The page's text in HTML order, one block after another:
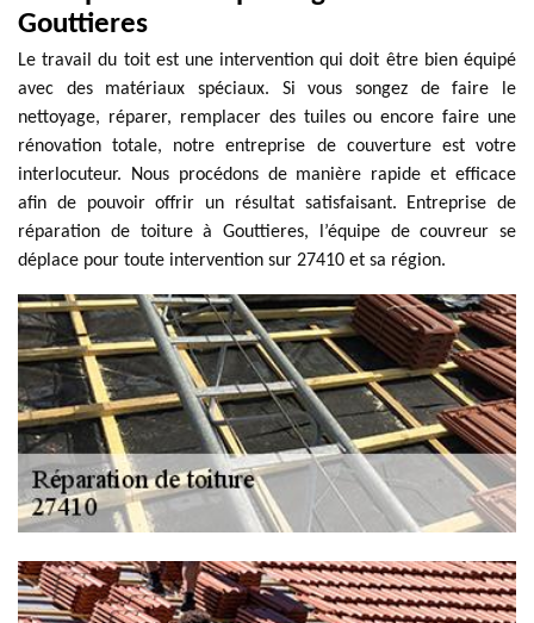
Gouttieres
Le travail du toit est une intervention qui doit être bien équipé
avec des matériaux spéciaux. Si vous songez de faire le
nettoyage, réparer, remplacer des tuiles ou encore faire une
rénovation totale, notre entreprise de couverture est votre
interlocuteur. Nous procédons de manière rapide et efficace
afin de pouvoir offrir un résultat satisfaisant. Entreprise de
réparation de toiture à Gouttieres, l’équipe de couvreur se
déplace pour toute intervention sur 27410 et sa région.